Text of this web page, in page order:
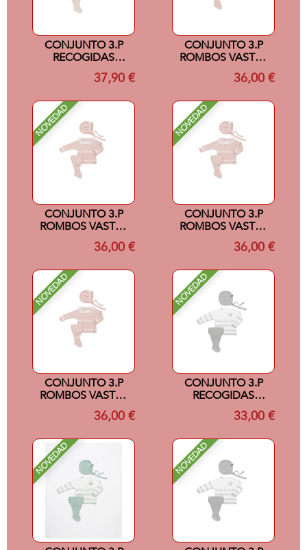
CONJUNTO 3.P
RECOGIDAS
PUNTILLA CREMA
37,90 €
CONJUNTO 3.P
ROMBOS VASTAS
ROSAPALO/CRUDO
36,00 €
NOVEDAD
CONJUNTO 3.P
ROMBOS VASTAS
ROSAPALO/CRUDO
36,00 €
NOVEDAD
CONJUNTO 3.P
ROMBOS VASTAS
ROSAPALO/CRUDO
36,00 €
NOVEDAD
CONJUNTO 3.P
ROMBOS VASTAS
ROSAPALO/CRUDO
36,00 €
NOVEDAD
CONJUNTO 3.P
RECOGIDAS
PASACINTAS
BLANCO/GRIS 0M
33,00 €
NOVEDAD NOVEDAD